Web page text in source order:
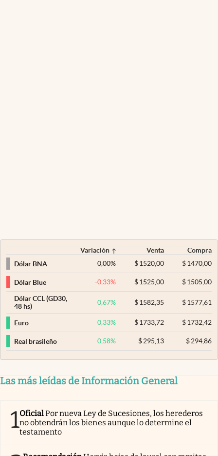
Variación Venta
Compra
Dólar BNA
0,00% $ 1520,00 $1470,00
Dólar Blue -0,33% $ 1525,00 $1505,00
Dólar CCL (GD30,
48 hs)
0,67% $ 1582,35 $1577,61
Euro 0,33% $ 1733,72 $1732,42
Real brasileño 0,58% $295,13 $294,86
Las más leídas de Información General
1OficialPor nueva Ley de Sucesiones, los herederos
no obtendrán los bienes aunque lo determine el
testamento